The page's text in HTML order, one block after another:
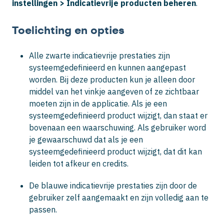
instellingen > Indicatievrije producten beheren.
Toelichting en opties
Alle zwarte indicatievrije prestaties zijn
systeemgedefinieerd en kunnen aangepast
worden. Bij deze producten kun je alleen door
middel van het vinkje aangeven of ze zichtbaar
moeten zijn in de applicatie. Als je een
systeemgedefinieerd product wijzigt, dan staat er
bovenaan een waarschuwing. Als gebruiker word
je gewaarschuwd dat als je een
systeemgedefinieerd product wijzigt, dat dit kan
leiden tot afkeur en credits.
De blauwe indicatievrije prestaties zijn door de
gebruiker zelf aangemaakt en zijn volledig aan te
passen.